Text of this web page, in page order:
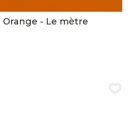
Orange - Le mètre